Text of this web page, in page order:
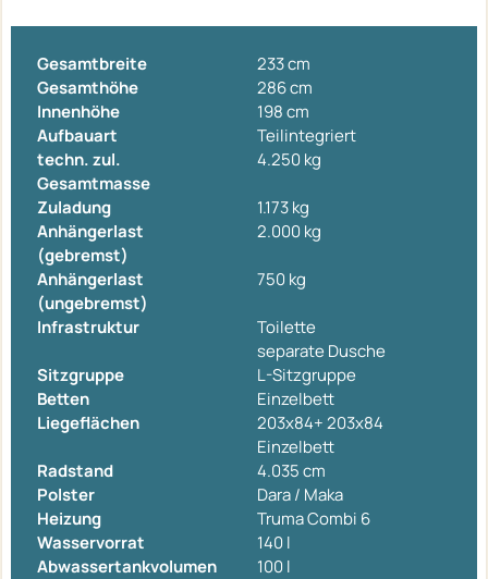
Gesamtbreite
233 cm
Gesamthöhe
286 cm
Innenhöhe
198 cm
Aufbauart
Teilintegriert
techn. zul.
Gesamtmasse
4.250 kg
Zuladung
1.173 kg
Anhängerlast
(gebremst)
2.000 kg
Anhängerlast
(ungebremst)
750 kg
Infrastruktur
Toilette
separate Dusche
Sitzgruppe
L-Sitzgruppe
Betten
Einzelbett
Liegeflächen
203x84+ 203x84
Einzelbett
Radstand
4.035 cm
Polster
Dara / Maka
Heizung
Truma Combi 6
Wasservorrat
140 l
Abwassertankvolumen
100 l